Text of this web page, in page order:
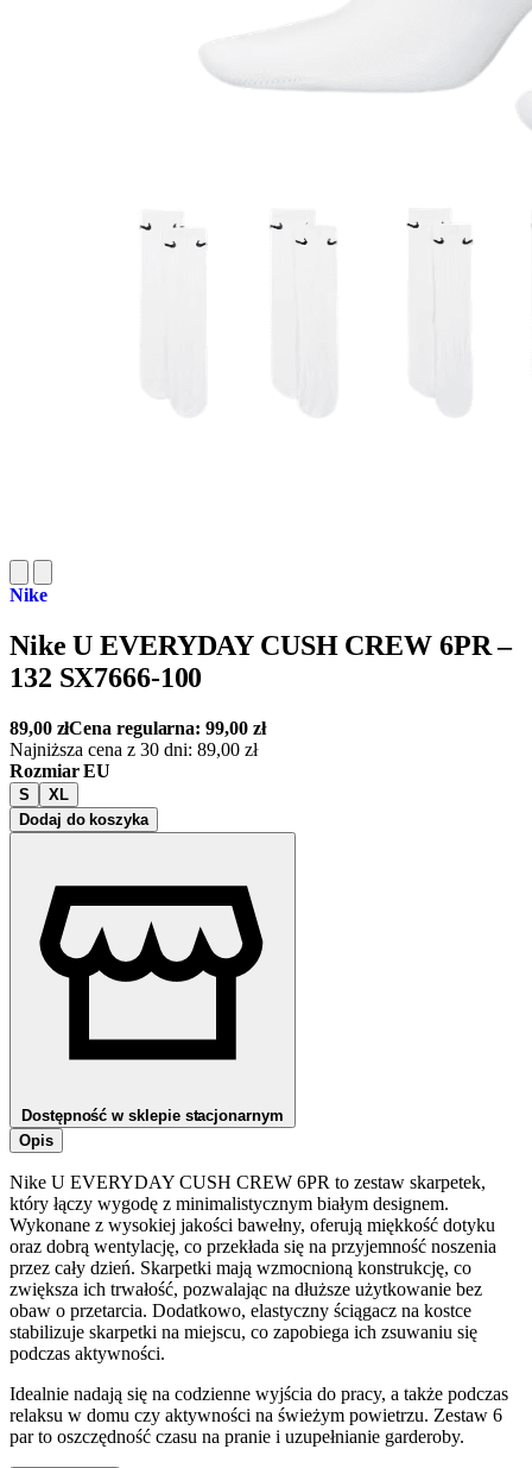
Nike
Nike U EVERYDAY CUSH CREW 6PR –
132 SX7666-100
89,00 złCena regularna:99,00 zł
Najniższa cena z 30 dni: 89,00 zł
Rozmiar EU
S
XL
Dodaj do koszyka
Dostępność w sklepie stacjonarnym
Opis
Nike U EVERYDAY CUSH CREW 6PR to zestaw skarpetek,
który łączy wygodę z minimalistycznym białym designem.
Wykonane z wysokiej jakości bawełny, oferują miękkość dotyku
oraz dobrą wentylację, co przekłada się na przyjemność noszenia
przez cały dzień. Skarpetki mają wzmocnioną konstrukcję, co
zwiększa ich trwałość, pozwalając na dłuższe użytkowanie bez
obaw o przetarcia. Dodatkowo, elastyczny ściągacz na kostce
stabilizuje skarpetki na miejscu, co zapobiega ich zsuwaniu się
podczas aktywności.
Idealnie nadają się na codzienne wyjścia do pracy, a także podczas
relaksu w domu czy aktywności na świeżym powietrzu. Zestaw 6
par to oszczędność czasu na pranie i uzupełnianie garderoby.